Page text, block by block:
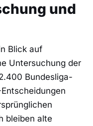
und
Blick auf
Untersuchung der
Bundesliga-
bleiben alte